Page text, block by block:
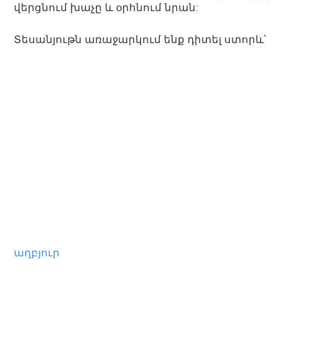
վերցնում խաչը և օրհնում նրան:
Տեսանյութն առաջարկում ենք դիտել ստորև՝
աղբյուր